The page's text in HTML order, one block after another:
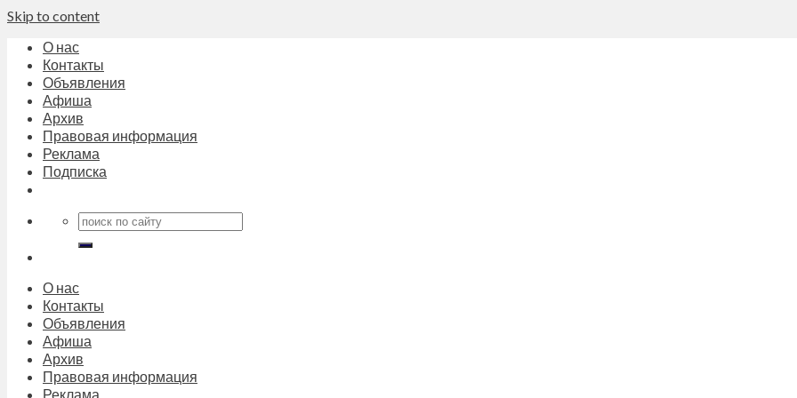
Skip to content
О нас
Контакты
Объявления
Афиша
Архив
Правовая информация
Реклама
Подписка
О нас
Контакты
Объявления
Афиша
Архив
Правовая информация
Реклама